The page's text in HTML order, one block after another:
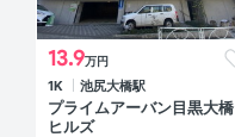
13.9万円
1K 池尻大橋駅
プライムアーバン目黒大橋
ヒルズ